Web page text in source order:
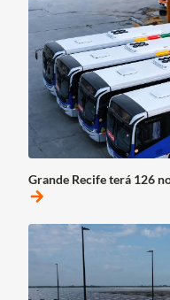
Grande Recife terá 126
arrow_forward